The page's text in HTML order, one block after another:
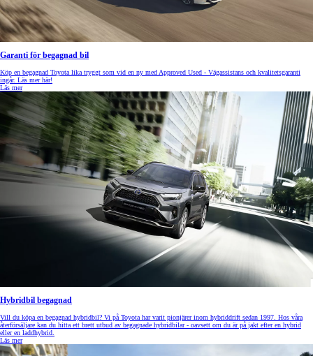
Garanti för begagnad bil
Köp en begagnad Toyota lika tryggt som vid en ny med Approved Used - Vägassistans och kvalitetsgaranti
ingår. Läs mer här!
Läs mer
Hybridbil begagnad
Vill du köpa en begagnad hybridbil? Vi på Toyota har varit pionjärer inom hybriddrift sedan 1997. Hos våra
återförsäljare kan du hitta ett brett utbud av begagnade hybridbilar - oavsett om du är på jakt efter en hybrid
eller en laddhybrid.
Läs mer